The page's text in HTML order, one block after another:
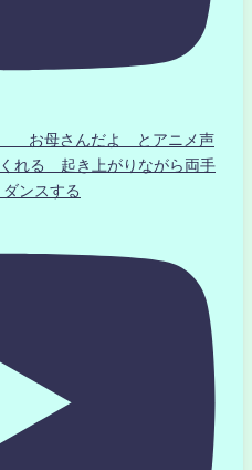
お母さんだよ とアニメ声
れる 起き上がりながら両手
ンスする